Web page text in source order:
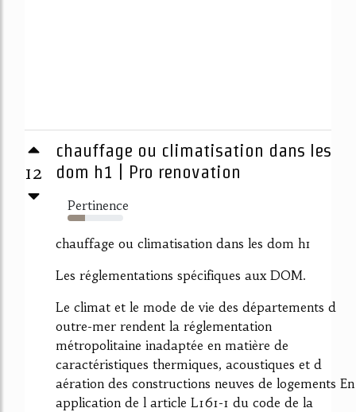
12
chauffage ou climatisation dans les
dom h1 | Pro renovation
Pertinence
31%
chauffage ou climatisation dans les dom h1
Les réglementations spécifiques aux DOM.
Le climat et le mode de vie des départements d
outre-mer rendent la réglementation
métropolitaine inadaptée en matière de
caractéristiques thermiques, acoustiques et d
aération des constructions neuves de logements En
application de l article L161-1 du code de la